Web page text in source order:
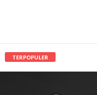
TERPOPULER